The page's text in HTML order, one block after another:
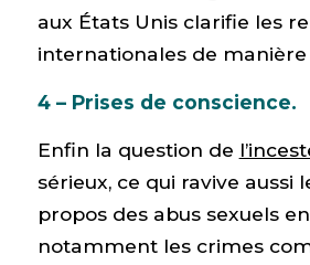
aux États Unis clarifie les
internationales de manière
4 – Prises de conscience.
Enfin la question de
sérieux, ce qui ravive aussi
propos des abus sexuels
notamment les crimes